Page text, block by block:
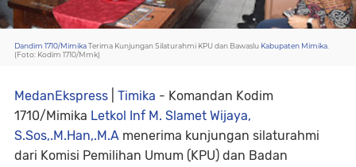
Dandim 1710/MimikaTerima Kunjungan Silaturahmi KPU dan Bawaslu Kabupaten Mimika
(Foto: Kodim 1710/Mmk)
MedanEkspress Timika - Komandan Kodim
1710/Mimika Letkol Inf M. Slamet Wijaya,
S.Sos,.M.Han,.M.A menerima kunjungan silaturahmi
dari Komisi Pemilihan Umum (KPU) dan Badan